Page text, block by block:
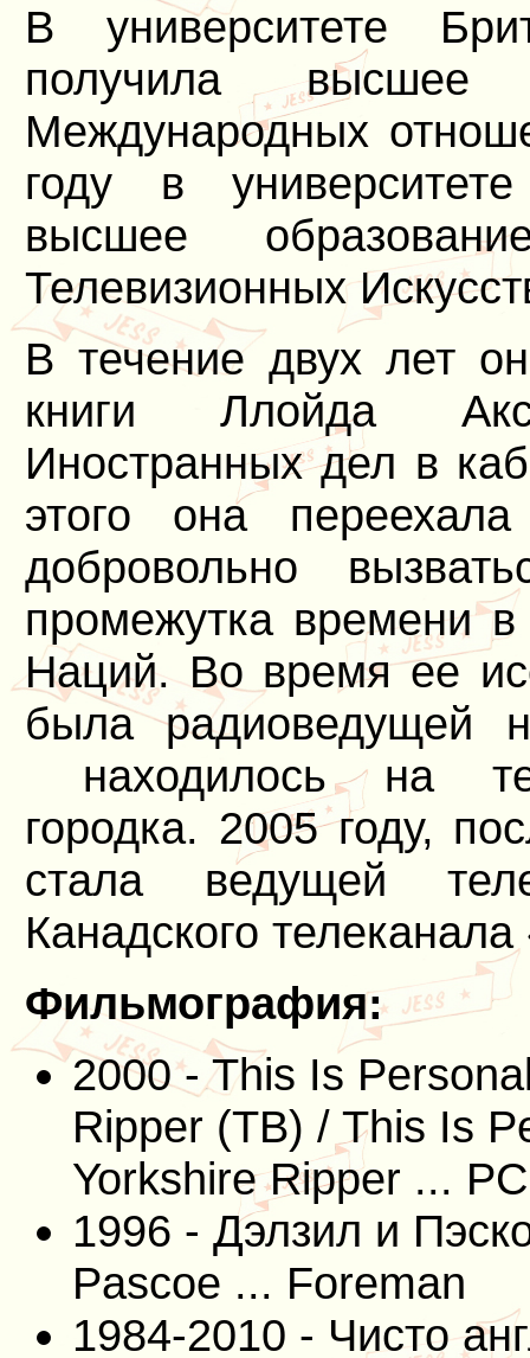
В университете
получила
Международных
году в
высшее
Телевизионных
В течение двух лет
книги Ллойда
Иностранных дел в
этого она
добровольно
промежутка времени
Наций. Во время ее
была радиоведущей
находилось на
городка. 2005 году,
стала ведущей
Канадского
Фильмография:
2000 - This Is
Ripper (ТВ) / This Is
Yorkshire Ripper ...
1996 - Дэлзил и
Pascoe ... Foreman
1984-2010 - Чисто